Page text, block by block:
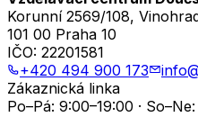
Korunní 2569/108,
101 00 Praha 10
IČO: 22201581
+420 494 900 173
Zákaznická linka
Po–Pá: 9:00–19:00 ·